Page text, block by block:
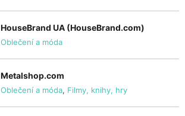
HouseBrand UA (HouseBrand.com)
Oblečení a móda
Metalshop.com
Oblečení a móda, Filmy, knihy, hry